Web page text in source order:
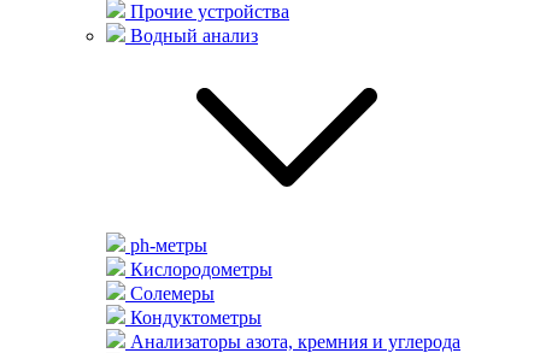
Прочие устройства
Водный анализ
ph-метры
Кислородометры
Солемеры
Кондуктометры
Анализаторы азота, кремния и углерода